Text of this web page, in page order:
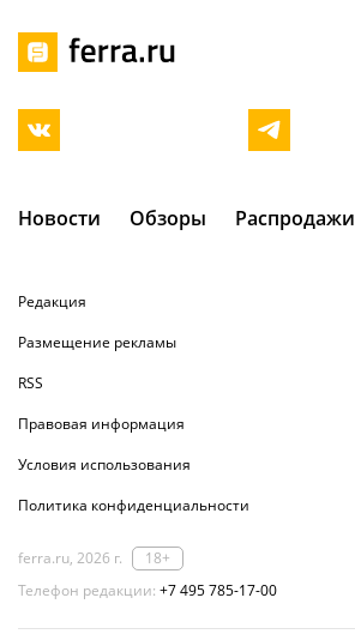
Новости Обзоры Распродажи
Редакция
Размещение рекламы
RSS
Правовая информация
Условия использования
Политика конфиденциальности
ferra.ru, 2026 г.
18+
Телефон редакции: +7 495 785-17-00